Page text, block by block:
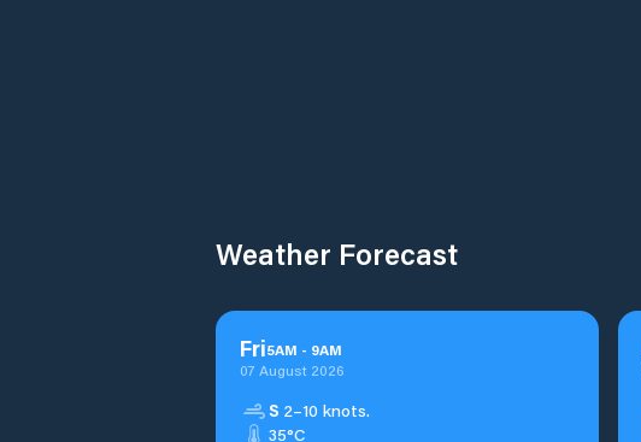
Weather Forecast
Fri5AM - 9AM
07 August 2026
S 2–10 knots.
35°C